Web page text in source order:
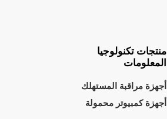
منتجات تكنولوجيا
المعلومات
أجهزة مراقبة المستهلك
أجهزة كمبيوتر محمولة